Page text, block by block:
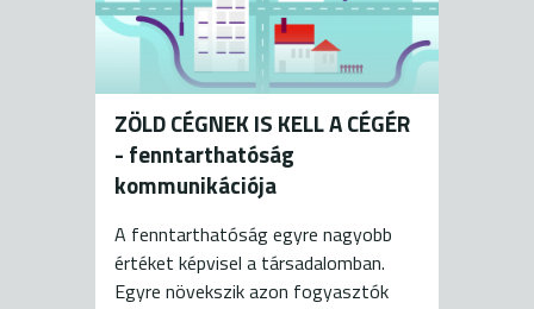
ZÖLD CÉGNEK IS KELL A CÉGÉR
- fenntarthatóság
kommunikációja
A fenntarthatóság egyre nagyobb
értéket képvisel a társadalomban.
Egyre növekszik azon fogyasztók